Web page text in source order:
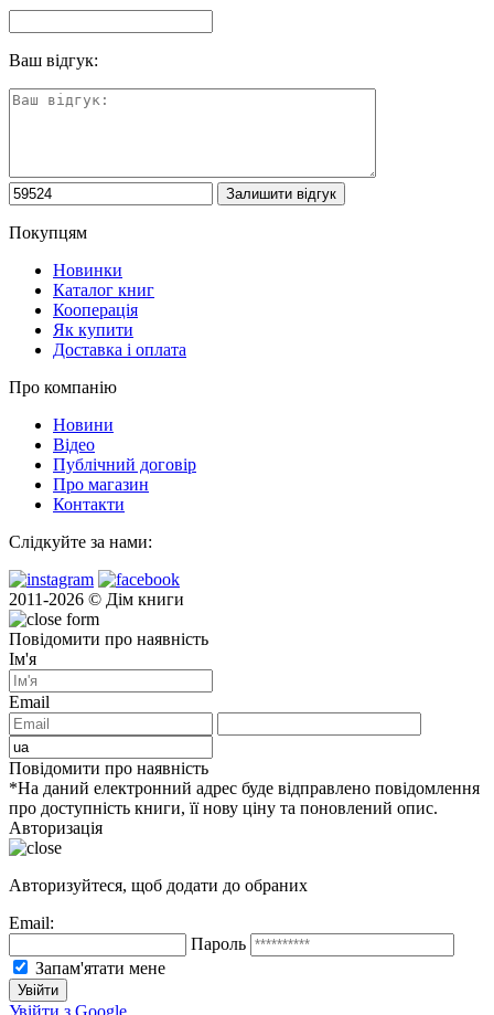
Ваш відгук:
Покупцям
Новинки
Каталог книг
Кооперація
Як купити
Доставка і оплата
Про компанію
Новини
Відео
Публічний договір
Про магазин
Контакти
Слідкуйте за нами:
2011-2026 © Дім книги
Повідомити про наявність
Ім'я
Email
Повідомити про наявність
*На даний електронний адрес буде відправлено повідомлення
про доступність книги, її нову ціну та поновлений опис.
Авторизація
Авторизуйтеся, щоб додати до обраних
Email:
Пароль
Запам'ятати мене
Увійти з Google